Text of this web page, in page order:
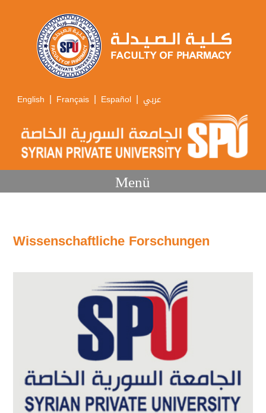
English | Français | Español | عربي
Menü
Wissenschaftliche Forschungen